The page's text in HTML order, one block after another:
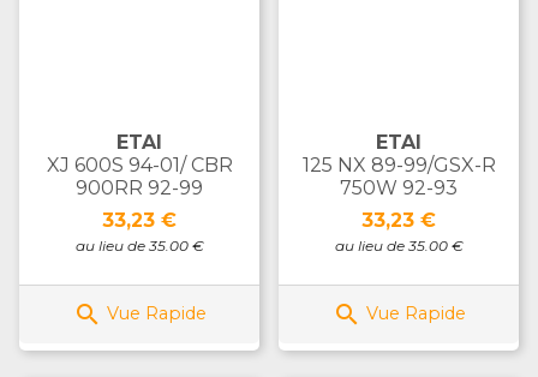
ETAI
XJ 600S 94-01/ CBR
900RR 92-99
Prix
33,23 €
au lieu de 35.00 €
 Vue Rapide
ETAI
125 NX 89-99/GSX-R
750W 92-93
Prix
33,23 €
au lieu de 35.00 €
 Vue Rapide